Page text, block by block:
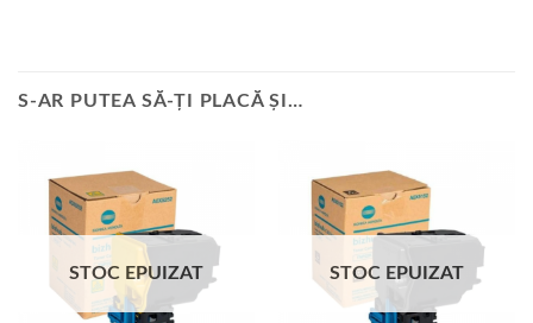
S-AR PUTEA SĂ-ȚI PLACĂ ȘI…
STOC EPUIZAT STOC EPUIZAT